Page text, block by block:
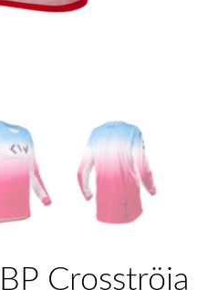
Crosströja